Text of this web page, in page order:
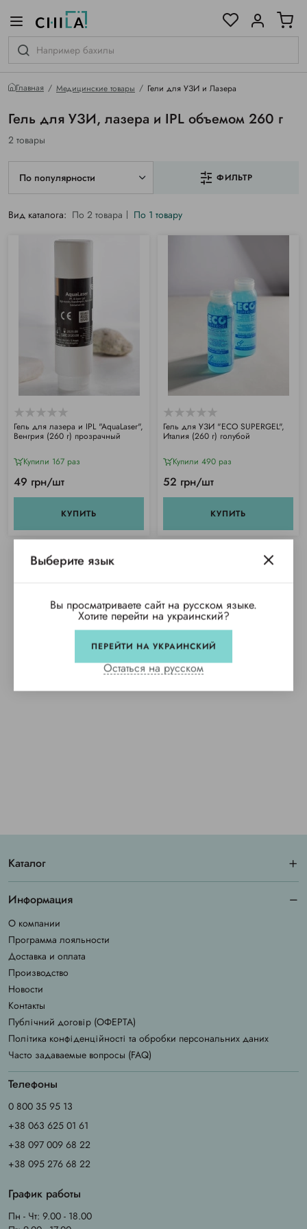
Главная Медицинские товары Гели для УЗИ и Лазера
Гель для УЗИ, лазера и IPL объемом 260 г
2 товары
По популярности ФИЛЬТР
Вид каталога: По 2 товара По 1 товару
Гель для лазера и IPL "AquaLaser",
Венгрия (260 г) прозрачный
Купили 167 раз
49 грн/шт
КУПИТЬ
Гель для УЗИ "ECO SUPERGEL",
Италия (260 г) голубой
Купили 490 раз
52 грн/шт
КУПИТЬ
гамме
Выберите язык
Вы просматриваете сайт на русском языке.
Хотите перейти на украинский?
ПЕРЕЙТИ НА УКРАИНСКИЙ
Остаться на русском
Каталог
Информация
О компании
Программа лояльности
Доставка и оплата
Производство
Новости
Контакты
Публічний договір (ОФЕРТА)
Політика конфіденційності та обробки персональних даних
Часто задаваемые вопросы (FAQ)
Телефоны
0 800 35 95 13
+38 063 625 01 61
+38 097 009 68 22
+38 095 276 68 22
График работы
Пн - Чт: 9.00 - 18.00